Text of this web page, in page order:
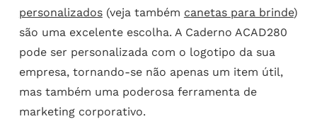
personalizados(veja também canetas para brinde)
são uma excelente escolha. A Caderno ACAD280
pode ser personalizada com o logotipo da sua
empresa, tornando-se não apenas um item útil,
mas também uma poderosa ferramenta de
marketing corporativo.